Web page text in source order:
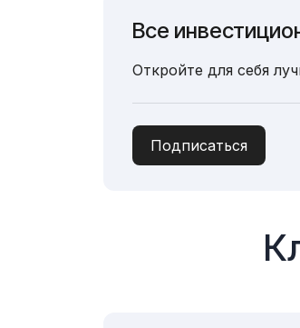
Все
Откройте для себя
Подписаться